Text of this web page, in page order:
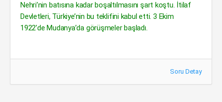
Nehri’nin batısına kadar boşaltılmasını şart koştu. İtilaf
Devletleri, Türkiye’nin bu teklifini kabul etti. 3 Ekim
1922’de Mudanya’da görüşmeler başladı.
Soru Detay